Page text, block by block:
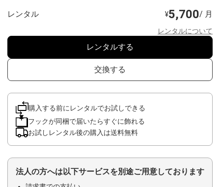
レンタル ¥5,700/ 月
レンタルについて
レンタルする
交換する
購入する前にレンタルでお試しできる
フックが同梱で届いたらすぐに飾れる
お試しレンタル後の購入は送料無料
法人の方へは以下サービスを別途ご用意しております